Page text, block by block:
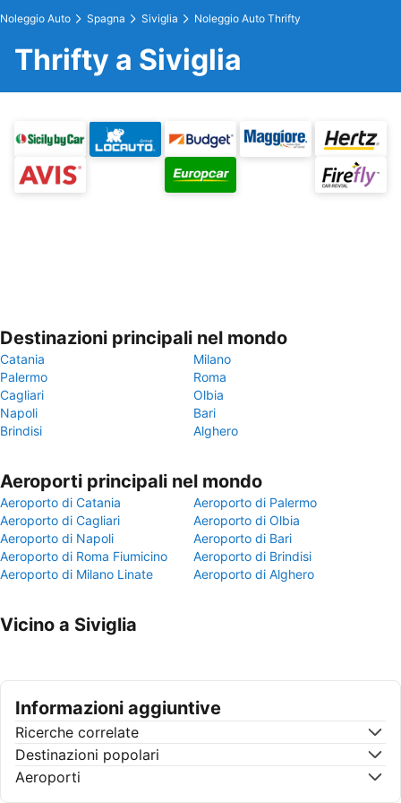
Noleggio Auto Spagna Siviglia Noleggio Auto Thrifty
Thrifty a Siviglia
Destinazioni principali nel mondo
Catania
Milano
Palermo
Roma
Cagliari
Olbia
Napoli
Bari
Brindisi
Alghero
Aeroporti principali nel mondo
Aeroporto di Catania
Aeroporto di Palermo
Aeroporto di Cagliari
Aeroporto di Olbia
Aeroporto di Napoli
Aeroporto di Bari
Aeroporto di Roma Fiumicino
Aeroporto di Brindisi
Aeroporto di Milano Linate
Aeroporto di Alghero
Vicino a Siviglia
Informazioni aggiuntive
Ricerche correlate
Destinazioni popolari
Aeroporti